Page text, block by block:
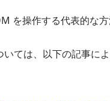
を操作する代表的な方
ては、以下の記事に